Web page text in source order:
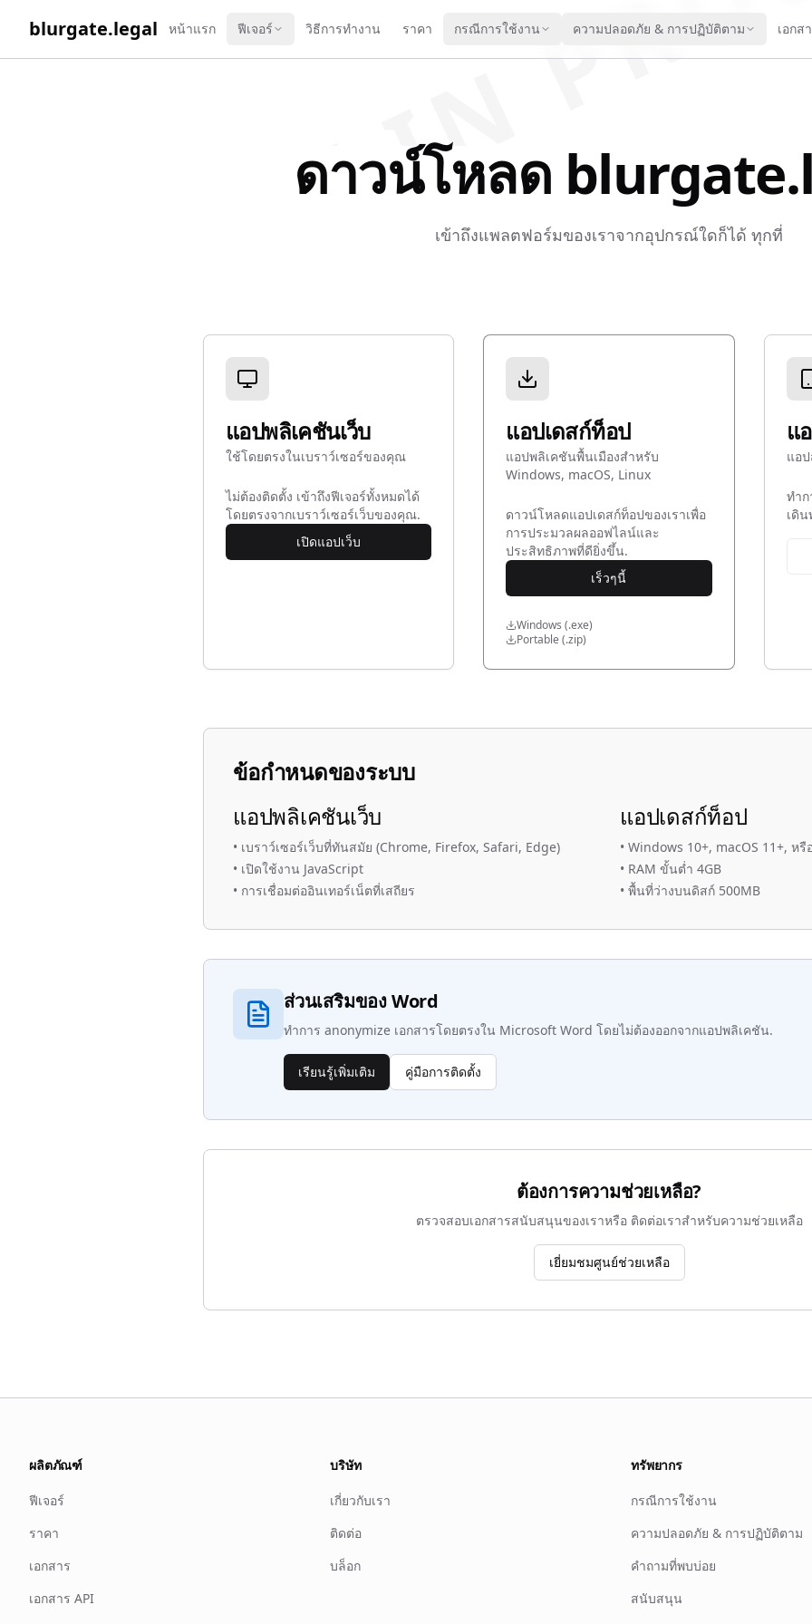
blurgate.legal หน้าแรก ฟีเจอร์ วิธีการทำงาน ราคา กรณีการใช้งาน ความปลอดภัย & การปฏิบัติตาม เอกส
ดาวน์โหลด
เข้าถึงแพลตฟอร์มของเราจากอุปกรณ์ใดก็ได้ ทุกที่
แอปพลิเคชันเว็บ
ใช้โดยตรงในเบราว์เซอร์ของคุณ
ไม่ต้องติดตั้ง เข้าถึงฟีเจอร์ทั้งหมดได้
โดยตรงจากเบราว์เซอร์เว็บของคุณ.
เปิดแอปเว็บ
แอปเดสก์ท็อป
แอปพลิเคชันพื้นเมืองสำหรับ
Windows, macOS, Linux
ดาวน์โหลดแอปเดสก์ท็อปของเราเพื่อ
การประมวลผลออฟไลน์และ
ประสิทธิภาพที่ดียิ่งขึ้น.
เร็วๆนี้
Windows (.exe)
Portable (.zip)
แ
แอ
ทำ
เดิ
ข้อกำหนดของระบบ
แอปพลิเคชันเว็บ
• เบราว์เซอร์เว็บที่ทันสมัย (Chrome, Firefox, Safari, Edge)
• เปิดใช้งาน JavaScript
• การเชื่อมต่ออินเทอร์เน็ตที่เสถียร
แอปเดสก์ท็อป
• Windows 10+, macOS 11+, หรื
• RAM ขั้นต่ำ 4GB
• พื้นที่ว่างบนดิสก์ 500MB
ส่วนเสริมของ Word
ทำการ anonymize เอกสารโดยตรงใน Microsoft Word โดยไม่ต้องออกจากแอปพลิเคชัน.
เรียนรู้เพิ่มเติม คู่มือการติดตั้ง
ต้องการความช่วยเหลือ?
ตรวจสอบเอกสารสนับสนุนของเราหรือ ติดต่อเราสำหรับความช่วยเหลือ
เยี่ยมชมศูนย์ช่วยเหลือ
ผลิตภัณฑ์
ฟีเจอร์
ราคา
เอกสาร
เอกสาร API
บริษัท
เกี่ยวกับเรา
ติดต่อ
บล็อก
ทรัพยากร
กรณีการใช้งาน
ความปลอดภัย & การปฏิบัติตาม
คำถามที่พบบ่อย
สนับสนุน